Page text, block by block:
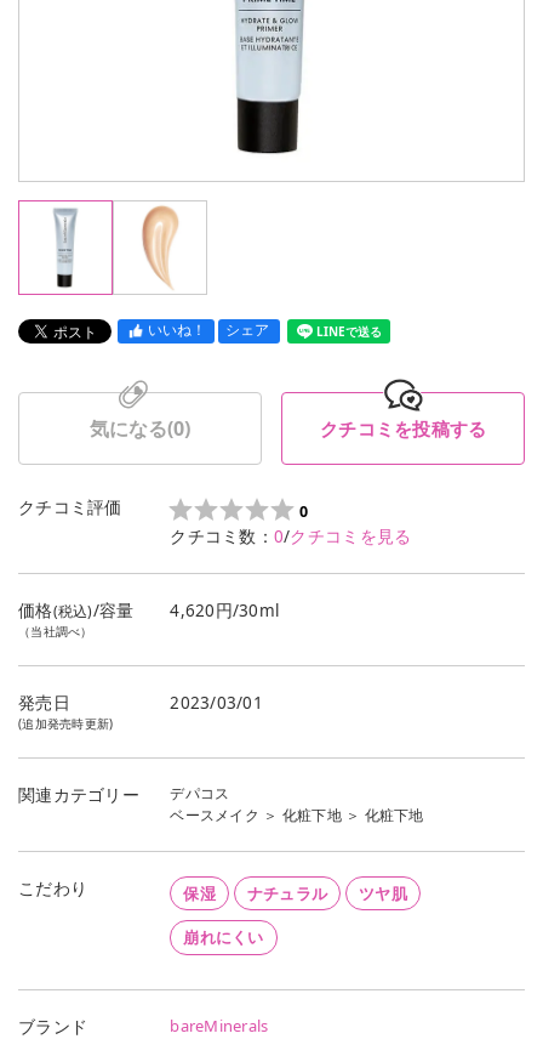
いいね！ シェア LINEで送る
気になる(0) クチコミを投稿する
クチコミ評価 0
クチコミ数： 0/クチコミを見る
価格(税込)/容量
（当社調べ）
4,620円/30ml
発売日
(追加発売時更新)
2023/03/01
関連カテゴリー
デパコス
ベースメイク ＞ 化粧下地＞ 化粧下地
こだわり 保湿 ナチュラル ツヤ肌
崩れにくい
ブランド bareMinerals